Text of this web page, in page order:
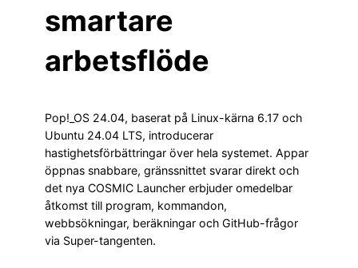
smartare
arbetsflöde
Pop!_OS 24.04, baserat på Linux-kärna 6.17 och
Ubuntu 24.04 LTS, introducerar
hastighetsförbättringar över hela systemet. Appar
öppnas snabbare, gränssnittet svarar direkt och
det nya COSMIC Launcher erbjuder omedelbar
åtkomst till program, kommandon,
webbsökningar, beräkningar och GitHub-frågor
via Super-tangenten.